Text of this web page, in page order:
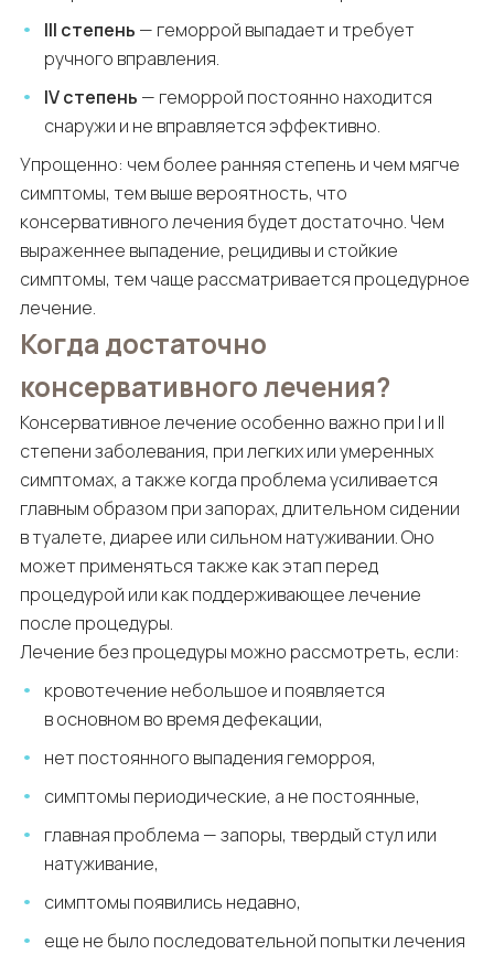
III степень — геморрой выпадает и требует
ручного вправления.
IV степень — геморрой постоянно находится
снаружи и не вправляется эффективно.
Упрощенно: чем более ранняя степень и чем мягче
симптомы, тем выше вероятность, что
консервативного лечения будет достаточно. Чем
выраженнее выпадение, рецидивы и стойкие
симптомы, тем чаще рассматривается процедурное
лечение.
Когда достаточно
консервативного лечения?
Консервативное лечение особенно важно при I и II
степени заболевания, при легких или умеренных
симптомах, а также когда проблема усиливается
главным образом при запорах, длительном сидении
в туалете, диарее или сильном натуживании. Оно
может применяться также как этап перед
процедурой или как поддерживающее лечение
после процедуры.
Лечение без процедуры можно рассмотреть, если:
кровотечение небольшое и появляется
в основном во время дефекации,
нет постоянного выпадения геморроя,
симптомы периодические, а не постоянные,
главная проблема — запоры, твердый стул или
натуживание,
симптомы появились недавно,
еще не было последовательной попытки лечения